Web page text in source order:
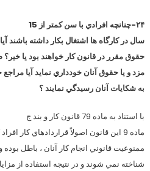
۲۴-چنانچه افرادي با سن كمتر از 15
سال در كارگاه ها اشتغال بكار داشته باشند
حقوق مقرر در قانون كار خواهند بود يا خير؟
مزد و يا حقوق آنان خودداري نمايد آيا
به شكايات آنان رسيدگي نمايند ؟
با استناد به ماده 79 قانون كار و بند ج
ماده 9 اين قانون اصولاً قراردادهاي كار افراد كمتر از 15 سال با عنايت به
ممنوعيت قانوني انجام كار آنان ، باطل بوده
شناخته نمي شوند و در نتيجه استفاده از